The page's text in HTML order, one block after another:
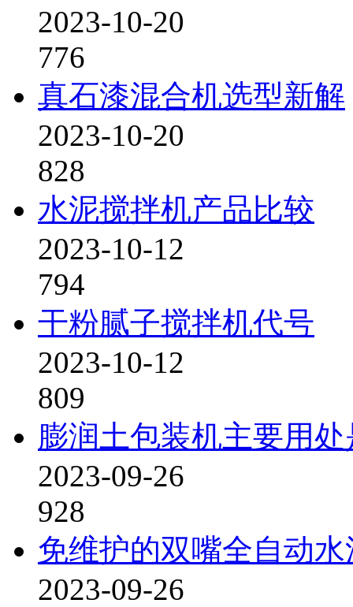
2023-10-20
776
真石漆混合机选型新解
2023-10-20
828
水泥搅拌机产品比较
2023-10-12
794
干粉腻子搅拌机代号
2023-10-12
809
膨润土包装机主要用
2023-09-26
928
免维护的双嘴全自动
2023-09-26